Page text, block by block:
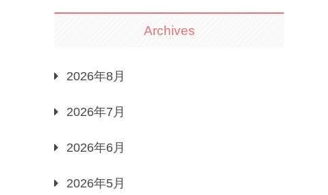
Archives
2026年8月
2026年7月
2026年6月
2026年5月